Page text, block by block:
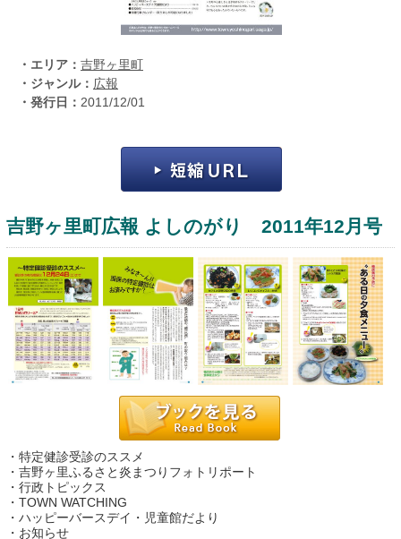
・エリア： 吉野ヶ里町
・ジャンル： 広報
・発行日： 2011/12/01
吉野ヶ里町広報 よしのがり 2011年12月号
・特定健診受診のススメ
・吉野ヶ里ふるさと炎まつりフォトリポート
・行政トピックス
・TOWN WATCHING
・ハッピーバースデイ・児童館だより
・お知らせ
↓↓ ebooks専用本棚 ↓↓
運営：福博印刷
saga ebooksとは
よくある質問
サイトマップ
お問い合わせ